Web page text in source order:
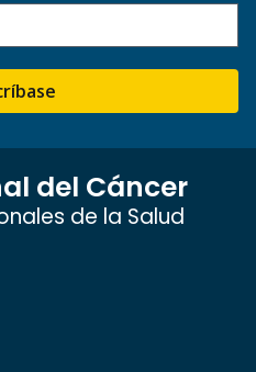
del Cáncer
de la Salud